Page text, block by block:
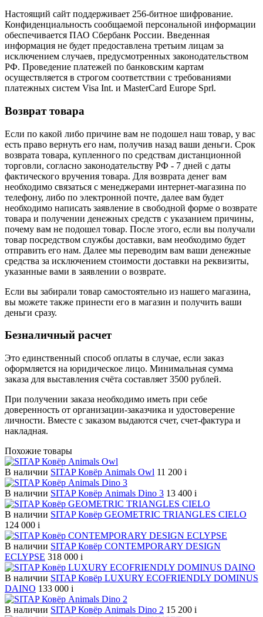
Настоящий сайт поддерживает 256-битное шифрование.
Конфиденциальность сообщаемой персональной информации
обеспечивается ПАО Сбербанк России. Введенная
информация не будет предоставлена третьим лицам за
исключением случаев, предусмотренных законодательством
РФ. Проведение платежей по банковским картам
осуществляется в строгом соответствии с требованиями
платежных систем Visa Int. и MasterCard Europe Sprl.
Возврат товара
Если по какой либо причине вам не подошел наш товар, у вас
есть право вернуть его нам, получив назад ваши деньги. Срок
возврата товара, купленного по средствам дистанционной
торговли, согласно законодательству РФ - 7 дней с даты
фактического вручения товара. Для возврата денег вам
необходимо связаться с менеджерами интернет-магазина по
телефону, либо по электронной почте, далее вам будет
необходимо написать заявление в свободной форме о возврате
товара и получении денежных средств с указанием причины,
почему вам не подошел товар. После этого, если вы получали
товар посредством службы доставки, вам необходимо будет
отправить его нам. Далее мы переводим вам ваши денежные
средства за исключением стоимости доставки на реквизиты,
указанные вами в заявлении о возврате.
Если вы забирали товар самостоятельно из нашего магазина,
вы можете также принести его в магазин и получить ваши
деньги сразу.
Безналичный расчет
Это единственный способ оплаты в случае, если заказ
оформляется на юридическое лицо. Минимальная сумма
заказа для выставления счёта составляет 3500 рублей.
При получении заказа необходимо иметь при себе
доверенность от организации-заказчика и удостоверение
личности. Вместе с заказом выдаются счет, счет-фактура и
накладная.
Похожие товары
В наличии SITAP Ковёр Animals Owl 11 200 i
В наличии SITAP Ковёр Animals Dino 3 13 400 i
В наличии SITAP Ковёр GEOMETRIC TRIANGLES CIELO
124 000 i
В наличии SITAP Ковёр CONTEMPORARY DESIGN
ECLYPSE 318 000 i
В наличии SITAP Ковёр LUXURY ECOFRIENDLY DOMINUS
DAINO 133 000 i
В наличии SITAP Ковёр Animals Dino 2 15 200 i